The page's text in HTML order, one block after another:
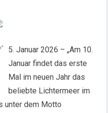
5. Januar 2026 – „Am 10.
Januar findet das erste
Mal im neuen Jahr das
beliebte Lichtermeer im
unter dem Motto